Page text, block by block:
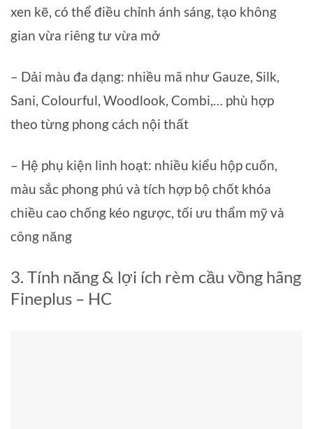
xen kẽ, có thể điều chỉnh ánh sáng, tạo không
gian vừa riêng tư vừa mở
– Dải màu đa dạng: nhiều mã như Gauze, Silk,
Sani, Colourful, Woodlook, Combi,… phù hợp
theo từng phong cách nội thất
– Hệ phụ kiện linh hoạt: nhiều kiểu hộp cuốn,
màu sắc phong phú và tích hợp bộ chốt khóa
chiều cao chống kéo ngược, tối ưu thẩm mỹ và
công năng
3. Tính năng & lợi ích rèm cầu vồng hãng
Fineplus – HC